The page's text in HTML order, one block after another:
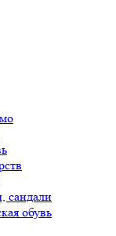
сандали
обувь